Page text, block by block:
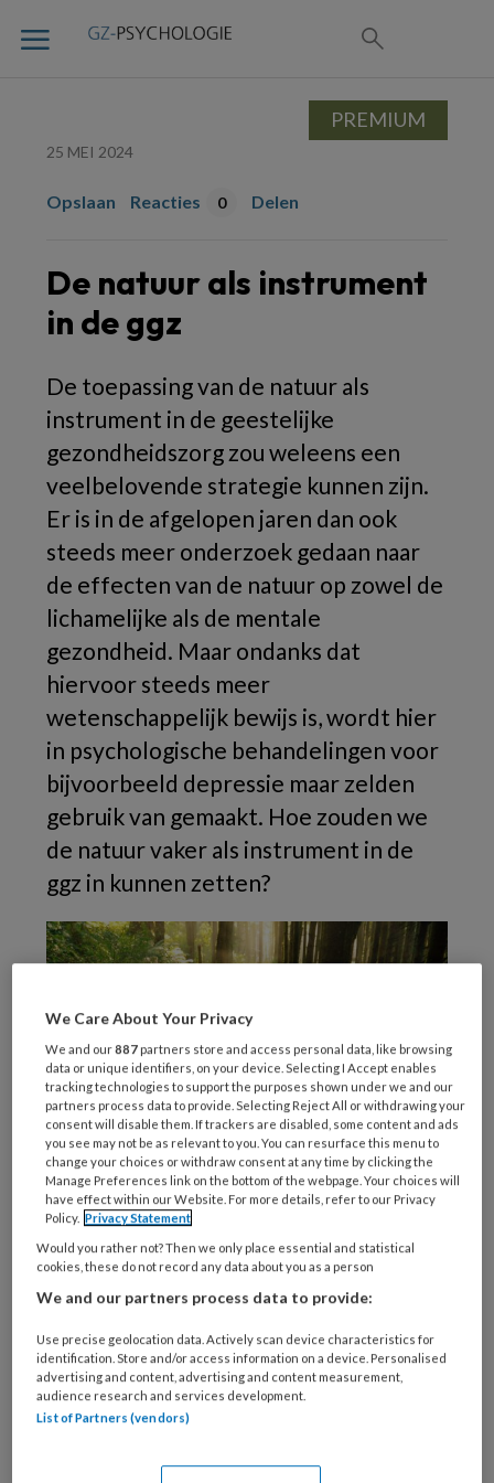
25 MEI 2024
Opslaan Reacties 0 Delen
De natuur als instrument
in de ggz
De toepassing van de natuur als
instrument in de geestelijke
gezondheidszorg zou weleens een
veelbelovende strategie kunnen zijn.
Er is in de afgelopen jaren dan ook
steeds meer onderzoek gedaan naar
de effecten van de natuur op zowel de
lichamelijke als de mentale
gezondheid. Maar ondanks dat
hiervoor steeds meer
wetenschappelijk bewijs is, wordt hier
in psychologische behandelingen voor
bijvoorbeeld depressie maar zelden
gebruik van gemaakt. Hoe zouden we
de natuur vaker als instrument in de
ggz in kunnen zetten?
Foto: Karsten Winegeart
Volgens de zogenaamde Stress Reduction
Theory is de natuur goed voor de mens omdat
we het grootste deel van onze
ontstaansgeschiedenis voor overleving
PREMIUM
We Care About Your Privacy
We and our887 partners store and access personal data, like browsing
data or unique identifiers, on your device. Selecting I Accept enables
tracking technologies to support the purposes shown under we and our
partners process data to provide. Selecting Reject All or withdrawing your
consent will disable them. If trackers are disabled, some content and ads
you see may not be as relevant to you. You can resurface this menu to
change your choices or withdraw consent at any time by clicking the
Manage Preferences link on the bottom of the webpage. Your choices will
have effect within our Website. For more details, refer to our Privacy
Policy. Privacy Statement
Would you rather not? Then we only place essential and statistical
cookies, these do not record any data about you as a person
We and our partners process data to provide:
Use precise geolocation data. Actively scan device characteristics for
identification. Store and/or access information on a device. Personalised
advertising and content, advertising and content measurement,
audience research and services development.
List of Partners (vendors)